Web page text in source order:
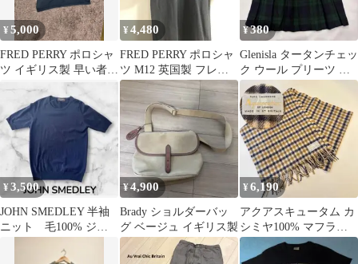
¥5,000
FRED PERRY ポロシャ
ツ イギリス製 早い者勝
¥4,480
FRED PERRY ポロシャ
ツ M12 英国製 フレッ
ドペリー黒
¥380
Glenisla タータンチェッ
ク ウール プリーツ ス
カート 英国製
¥3,500
JOHN SMEDLEY 半袖
ニット 毛100% ジョ
¥4,900
Brady ショルダーバッ
グ ベージュ イギリス製
¥6,190
アクアスキュータム カ
シミヤ100% マフラー
英国製 クラブチェッ
ク柄